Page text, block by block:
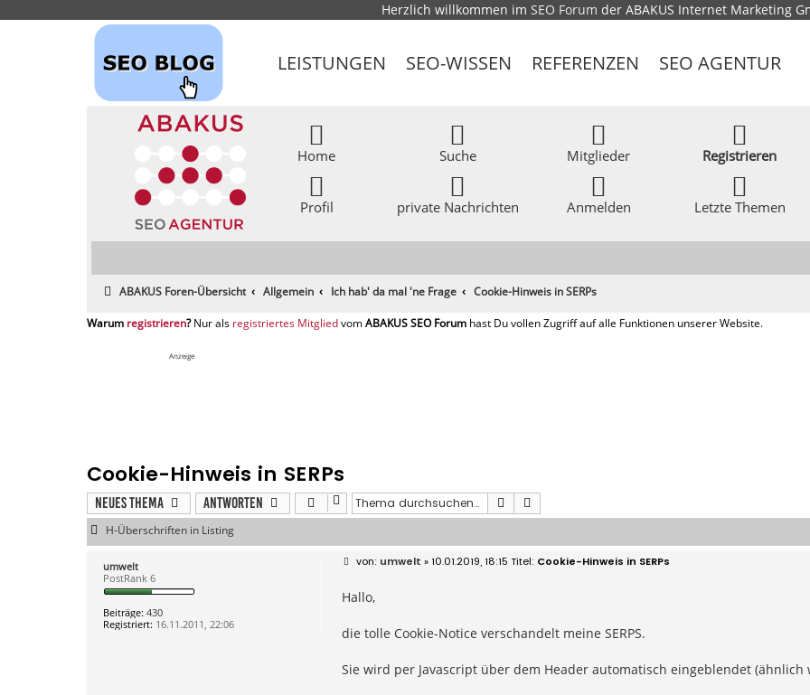
Herzlich willkommen im SEO Forum der ABAKUS Internet Marketing
LEISTUNGEN SEO-WISSEN REFERENZEN SEO AGENTUR
Home
Profil
Suche
private Nachrichten
Mitglieder
Anmelden
Registrieren
Letzte Themen
ABAKUS Foren-Übersicht Allgemein Ich hab' da mal 'ne Frage Cookie-Hinweis in SERPs
registrieren registriertes Mitglied
Anzeige
Cookie-Hinweis in SERPs
Neues Thema Antworten Suche
H-Überschriften in Listing
umwelt
PostRank 6
Beiträge: 430
Registriert: 16.11.2011, 22:06
B
t
g
umwelt » 10.01.2019, 18:15 Cookie-Hinweis in SERPs
Hallo,
die tolle Cookie-Notice verschandelt meine SERPS.
Sie wird per Javascript über dem Header automatisch eingeblendet (ähnlich